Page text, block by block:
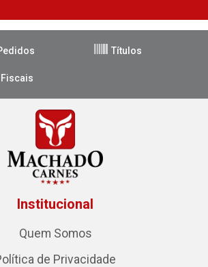
Títulos
Institucional
Quem Somos
de Privacidade